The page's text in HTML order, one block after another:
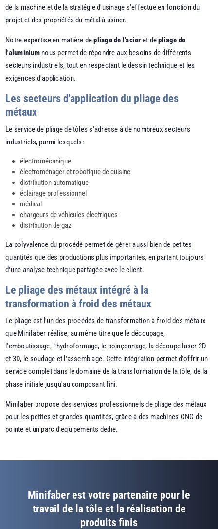
de la machine et de la stratégie d'usinage s'effectue en fonction du
projet et des propriétés du métal à usiner.
Notre expertise en matière depliage de l'acier et depliage de
l'aluminiumnous permet de répondre aux besoins de différents
secteurs industriels, tout en respectant le dessin technique et les
exigences d'application.
Les secteurs d'application du pliage des
métaux
Le service de pliage de tôles s'adresse à de nombreux secteurs
industriels, parmi lesquels:
électromécanique
électroménager et robotique de cuisine
distribution automatique
éclairage professionnel
médical
chargeurs de véhicules électriques
distribution de gaz
La polyvalence du procédé permet de gérer aussi bien de petites
quantités que des productions plus importantes, en partant toujours
d'une analyse technique partagée avec le client.
Le pliage des métaux intégré à la
transformation à froid des métaux
Le pliage est l'un des procédés de transformation à froid des métaux
que Minifaber réalise, au même titre que le découpage,
l'emboutissage, l'hydroformage, le poinçonnage, la découpe laser 2D
et 3D, le soudage et l'assemblage. Cette intégration permet d'offrir un
service complet dans le domaine de la transformation de la tôle, de la
phase initiale jusqu'au composant fini.
Minifaber propose des services professionnels de pliage des métaux
pour les petites et grandes quantités, grâce à des machines CNC de
pointe et un parc d'équipements dédié.
Minifaber est votre partenaire pour le
travail de la tôle et la réalisation de
produits finis